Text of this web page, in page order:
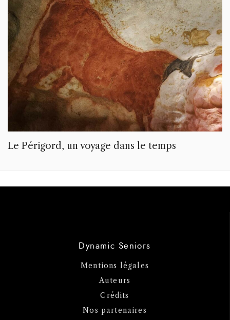
Le Périgord, un voyage dans le temps
Dynamic Seniors
Mentions légales
Auteurs
Crédits
Nos partenaires